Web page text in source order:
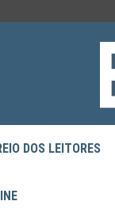
DOS LEITORES